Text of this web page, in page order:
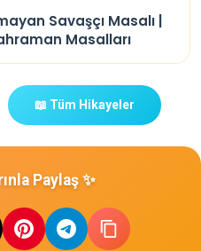
Savaşçı Masalı |
Masalları
📖 Tüm Hikayeler
Paylaş ✨